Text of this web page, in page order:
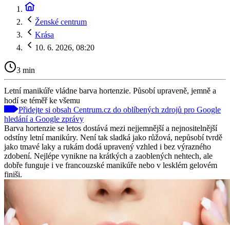
Ženské centrum
Krása
10. 6. 2026, 08:20
3 min
Letní manikúře vládne barva hortenzie. Působí upraveně, jemně a
hodí se téměř ke všemu
Přidejte si obsah Centrum.cz do oblíbených zdrojů pro Google
hledání a Google zprávy
Barva hortenzie se letos dostává mezi nejjemnější a nejnositelnější
odstíny letní manikúry. Není tak sladká jako růžová, nepůsobí tvrdě
jako tmavé laky a rukám dodá upravený vzhled i bez výrazného
zdobení. Nejlépe vynikne na krátkých a zaoblených nehtech, ale
dobře funguje i ve francouzské manikúře nebo v lesklém gelovém
finiši.